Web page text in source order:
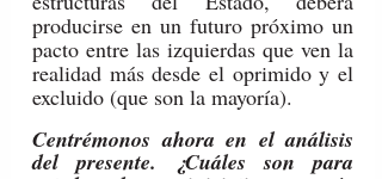
producirse en un futuro próximo un
pacto entre las izquierdas que ven la
realidad más desde el oprimido y el
excluido (que son la mayoría).
Centrémonos ahora en el análisis
del presente. ¿Cuáles son para